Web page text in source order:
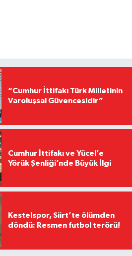
“Cumhur İttifakı Türk Milletinin
Varoluşsal Güvencesidir”
Cumhur İttifakı ve Yücel’e
Yörük Şenliği’nde Büyük İlgi
Kestelspor, Siirt’te ölümden
döndü: Resmen futbol terörü!